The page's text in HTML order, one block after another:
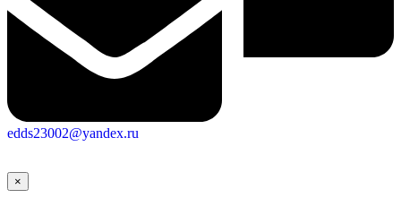
edds23002@yandex.ru
×